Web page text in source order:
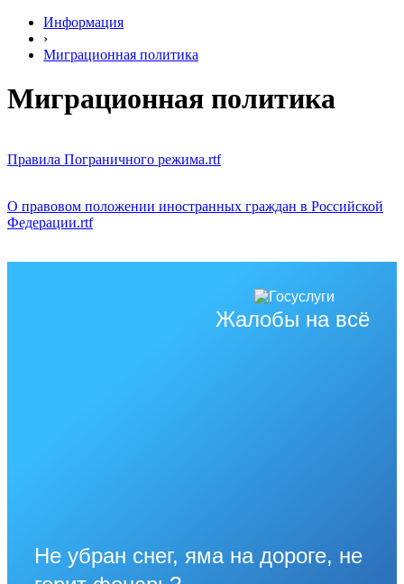
Информация
›
Миграционная политика
Миграционная политика
Правила Пограничного режима.rtf
О правовом положении иностранных граждан в Российской
Федерации.rtf
Жалобы на всё
Не убран снег, яма на дороге, не